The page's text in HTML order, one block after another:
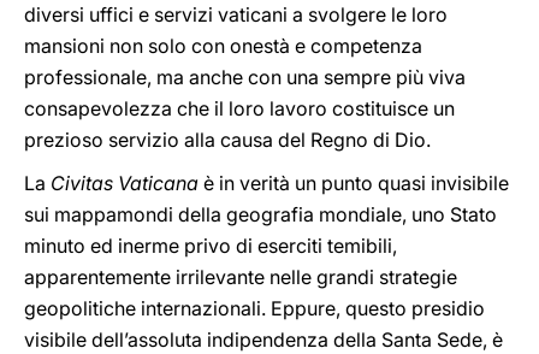
diversi uffici e servizi vaticani a svolgere le loro
mansioni non solo con onestà e competenza
professionale, ma anche con una sempre più viva
consapevolezza che il loro lavoro costituisce un
prezioso servizio alla causa del Regno di Dio.
La Civitas Vaticana è in verità un punto quasi invisibile
sui mappamondi della geografia mondiale, uno Stato
minuto ed inerme privo di eserciti temibili,
apparentemente irrilevante nelle grandi strategie
geopolitiche internazionali. Eppure, questo presidio
visibile dell’assoluta indipendenza della Santa Sede, è